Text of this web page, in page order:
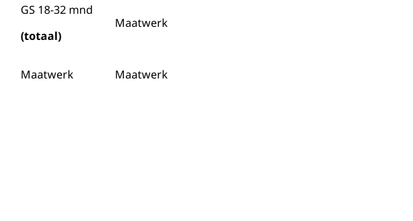
GS 18-32 mnd
(totaal)
Maatwerk
Maatwerk Maatwerk